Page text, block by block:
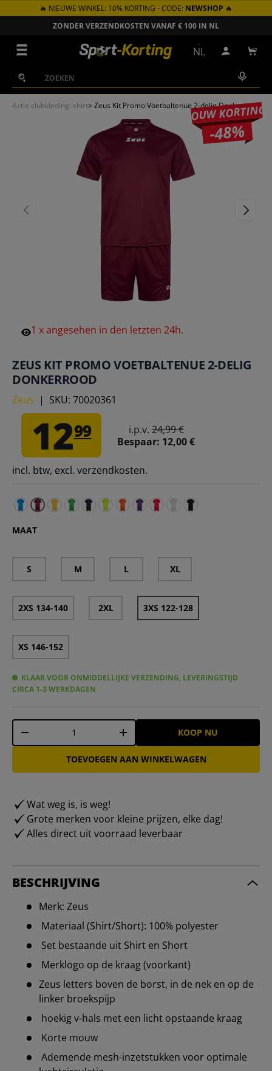
GA NAAR INHOUD
🔥 NIEUWE WINKEL: 10% KORTING - CODE: NEWSHOP 🔥
ZONDER VERZENDKOSTEN VANAF € 100 IN NL
Zoeken
Zoeken
NL Inloggen
Actie clubkleding: shirt> Zeus Kit Promo Voetbaltenue 2-delig Donkerrood
JOUW KORTING
-48%
VORIGE
1 xangesehen in den letzten 24h.
ZEUS KIT PROMO VOETBALTENUE 2-DELIG
DONKERROOD
Zeus | SKU: 70020361
1299 i.p.v.24,99 €
Bespaar: 12,00 €
incl. btw, excl. verzendkosten.
MAAT
S M L XL
2XS 134-140 2XL 3XS 122-128
XS 146-152
KLAAR VOOR ONMIDDELLIJKE VERZENDING, LEVERINGSTIJD
CIRCA 1-3 WERKDAGEN
Aantal
-
+ KOOP NU
TOEVOEGEN AAN WINKELWAGEN
Wat weg is, is weg!
Grote merken voor kleine prijzen, elke dag!
Alles direct uit voorraad leverbaar
BESCHRIJVING
Merk: Zeus
Materiaal (Shirt/Short): 100% polyester
Set bestaande uit Shirt en Short
Merklogo op de kraag (voorkant)
Zeus letters boven de borst, in de nek en op de
linker broekspijp
hoekig v-hals met een licht opstaande kraag
Korte mouw
Ademende mesh-inzetstukken voor optimale